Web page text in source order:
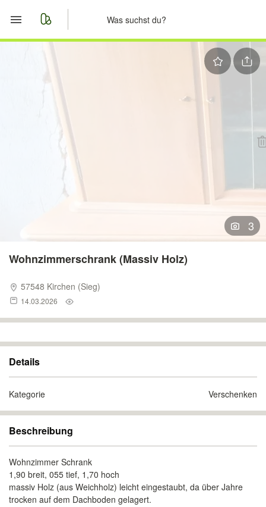
Merkliste
Anzeige aufgeben
3
Wohnzimmerschrank (Massiv Holz)
57548 Kirchen (Sieg)
14.03.2026
Details
Kategorie Verschenken
Beschreibung
Wohnzimmer Schrank
1,90 breit, 055 tief, 1,70 hoch
massiv Holz (aus Weichholz) leicht eingestaubt, da über Jahre
trocken auf dem Dachboden gelagert.